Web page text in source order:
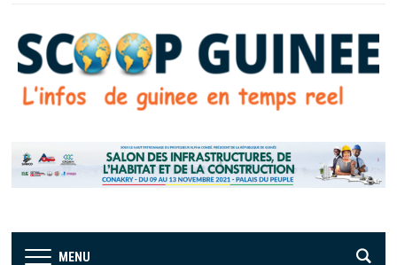
MENU